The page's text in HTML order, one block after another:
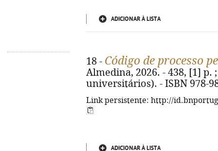
ADICIONAR À LISTA
18 - Código de processo
Almedina, 2026. - 438, [1] p.
universitários). - ISBN 978-
Link persistente: http://
ADICIONAR À LISTA